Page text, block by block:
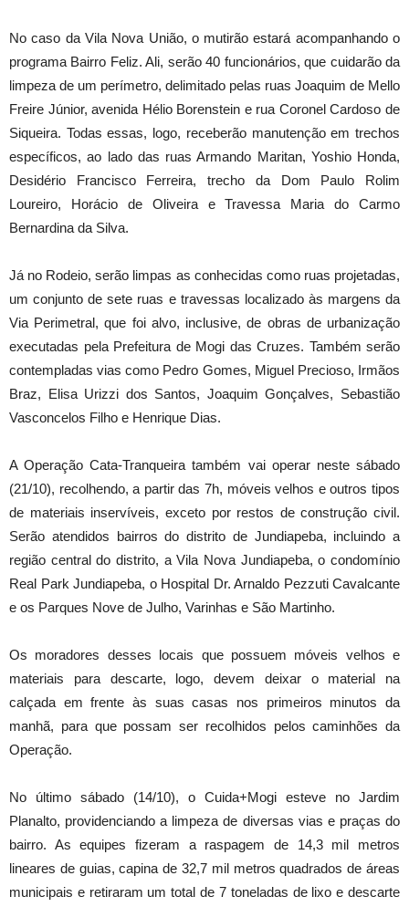
No caso da Vila Nova União, o mutirão estará acompanhando o
programa Bairro Feliz. Ali, serão 40 funcionários, que cuidarão da
limpeza de um perímetro, delimitado pelas ruas Joaquim de Mello
Freire Júnior, avenida Hélio Borenstein e rua Coronel Cardoso de
Siqueira. Todas essas, logo, receberão manutenção em trechos
específicos, ao lado das ruas Armando Maritan, Yoshio Honda,
Desidério Francisco Ferreira, trecho da Dom Paulo Rolim
Loureiro, Horácio de Oliveira e Travessa Maria do Carmo
Bernardina da Silva.
Já no Rodeio, serão limpas as conhecidas como ruas projetadas,
um conjunto de sete ruas e travessas localizado às margens da
Via Perimetral, que foi alvo, inclusive, de obras de urbanização
executadas pela Prefeitura de Mogi das Cruzes. Também serão
contempladas vias como Pedro Gomes, Miguel Precioso, Irmãos
Braz, Elisa Urizzi dos Santos, Joaquim Gonçalves, Sebastião
Vasconcelos Filho e Henrique Dias.
A Operação Cata-Tranqueira também vai operar neste sábado
(21/10), recolhendo, a partir das 7h, móveis velhos e outros tipos
de materiais inservíveis, exceto por restos de construção civil.
Serão atendidos bairros do distrito de Jundiapeba, incluindo a
região central do distrito, a Vila Nova Jundiapeba, o condomínio
Real Park Jundiapeba, o Hospital Dr. Arnaldo Pezzuti Cavalcante
e os Parques Nove de Julho, Varinhas e São Martinho.
Os moradores desses locais que possuem móveis velhos e
materiais para descarte, logo, devem deixar o material na
calçada em frente às suas casas nos primeiros minutos da
manhã, para que possam ser recolhidos pelos caminhões da
Operação.
No último sábado (14/10), o Cuida+Mogi esteve no Jardim
Planalto, providenciando a limpeza de diversas vias e praças do
bairro. As equipes fizeram a raspagem de 14,3 mil metros
lineares de guias, capina de 32,7 mil metros quadrados de áreas
municipais e retiraram um total de 7 toneladas de lixo e descarte